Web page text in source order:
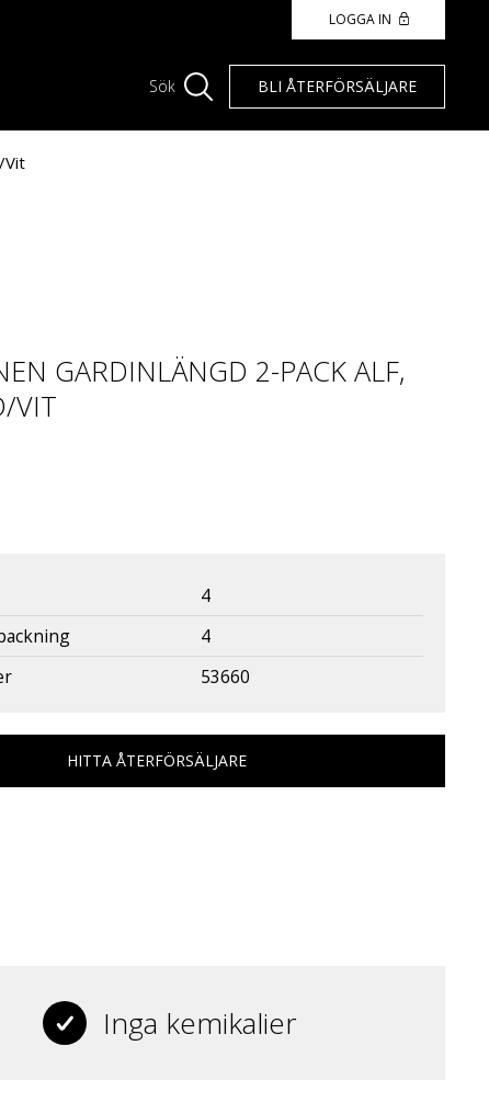
LOGGA IN
Sök BLI ÅTERFÖRSÄLJARE
Vit
GARDINLÄNGD 2-PACK ALF,
VIT
4
4
53660
HITTA ÅTERFÖRSÄLJARE
Inga kemikalier